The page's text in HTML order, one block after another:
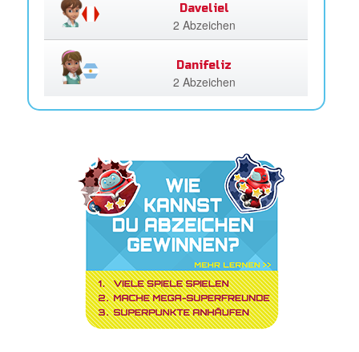
Daveliel
2 Abzeichen
Danifeliz
2 Abzeichen